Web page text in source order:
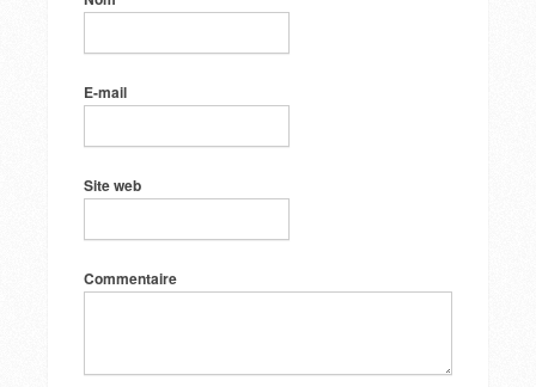
E-mail
Site web
Commentaire